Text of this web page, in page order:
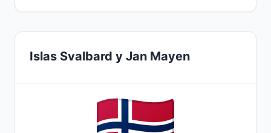
Islas Svalbard y Jan Mayen